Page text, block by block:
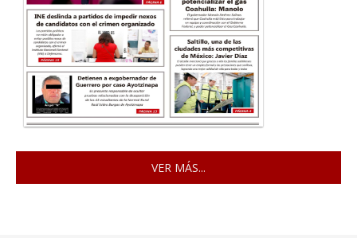
VER MÁS...